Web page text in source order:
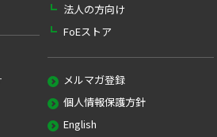
法人の方向け
FoEストア
メルマガ登録
個人情報保護方針
English